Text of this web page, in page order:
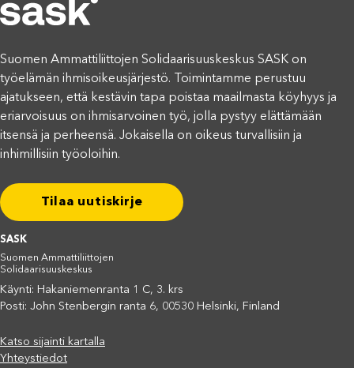
Suomen Ammattiliittojen Solidaarisuuskeskus SASK on
työelämän ihmisoikeusjärjestö. Toimintamme perustuu
ajatukseen, että kestävin tapa poistaa maailmasta köyhyys ja
eriarvoisuus on ihmisarvoinen työ, jolla pystyy elättämään
itsensä ja perheensä. Jokaisella on oikeus turvallisiin ja
inhimillisiin työoloihin.
Tilaa uutiskirje
SASK
Suomen Ammattiliittojen
Solidaarisuuskeskus
Käynti: Hakaniemenranta 1 C, 3. krs
Posti: John Stenbergin ranta 6, 00530 Helsinki, Finland
Katso sijainti kartalla
Yhteystiedot